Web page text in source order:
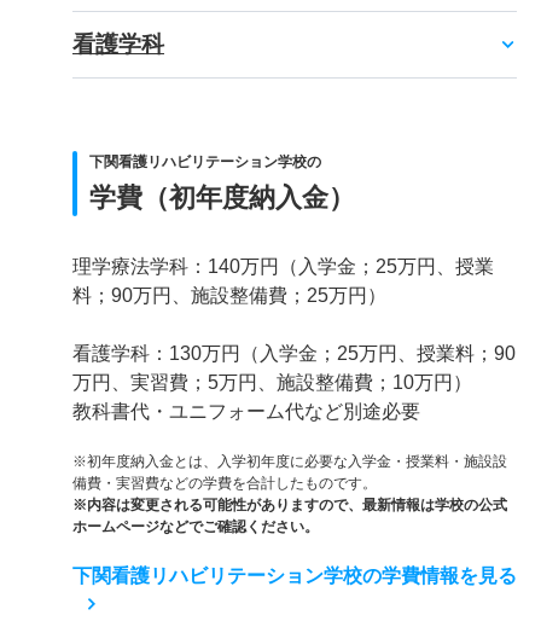
看護学科
下関看護リハビリテーション学校の
学費（初年度納入金）
理学療法学科：140万円（入学金；25万円、授業
料；90万円、施設整備費；25万円）
看護学科：130万円（入学金；25万円、授業料；90
万円、実習費；5万円、施設整備費；10万円）
教科書代・ユニフォーム代など別途必要
※初年度納入金とは、入学初年度に必要な入学金・授業料・施設設
備費・実習費などの学費を合計したものです。
※内容は変更される可能性がありますので、最新情報は学校の公式
ホームページなどでご確認ください。
下関看護リハビリテーション学校の学費情報を見る